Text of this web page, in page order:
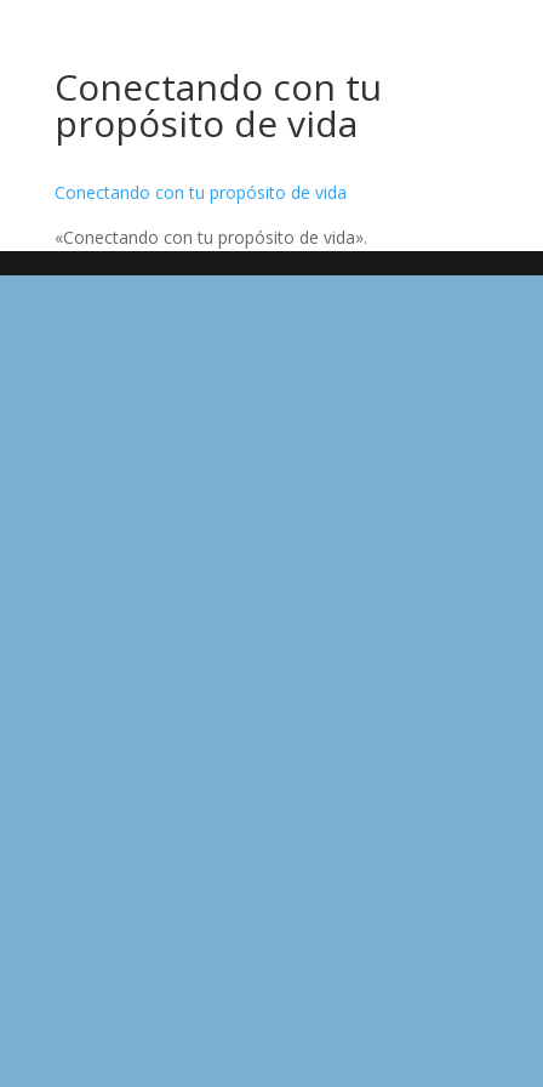
Conectando con tu
propósito de vida
Conectando con tu propósito de vida
«Conectando con tu propósito de vida».